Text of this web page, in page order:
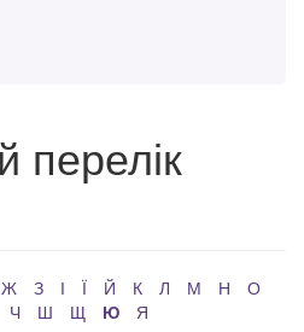
перелік
Ж З І Ї Й К Л М Н
О
Ч Ш Щ Ю Я